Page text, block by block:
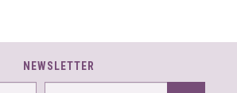
NEWSLETTER